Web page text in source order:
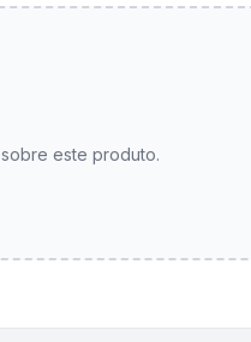
este produto.